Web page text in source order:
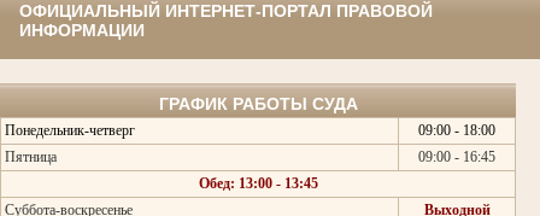
ОФИЦИАЛЬНЫЙ ИНТЕРНЕТ-ПОРТАЛ ПРАВОВОЙ
ИНФОРМАЦИИ
ГРАФИК РАБОТЫ СУДА
Понедельник-четверг
09:00 - 18:00
Пятница
09:00 - 16:45
Обед: 13:00 - 13:45
Суббота-воскресенье
Выходной